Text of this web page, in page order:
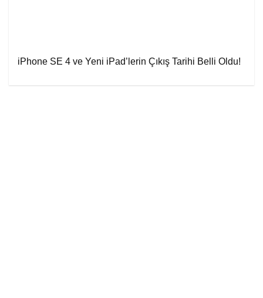
iPhone SE 4 ve Yeni iPad’lerin Çıkış Tarihi Belli Oldu!